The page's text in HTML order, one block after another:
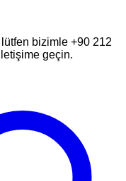
bizimle +90 212
geçin.